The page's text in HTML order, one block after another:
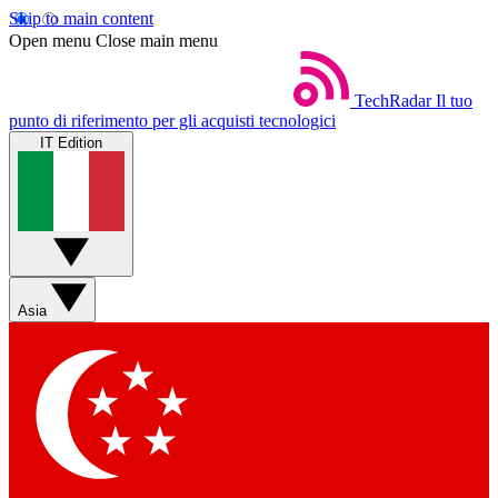
Skip to main content
Open menu Close main menu
TechRadar Il tuo
punto di riferimento per gli acquisti tecnologici
IT Edition
Asia